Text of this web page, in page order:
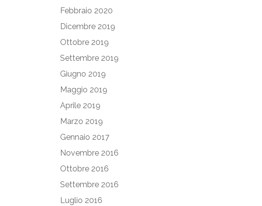
Febbraio 2020
Dicembre 2019
Ottobre 2019
Settembre 2019
Giugno 2019
Maggio 2019
Aprile 2019
Marzo 2019
Gennaio 2017
Novembre 2016
Ottobre 2016
Settembre 2016
Luglio 2016